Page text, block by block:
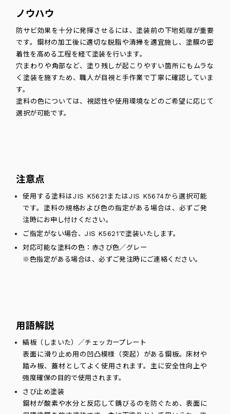
ノウハウ
防サビ効果を十分に発揮させるには、塗装前の下地処理が重要
です。鋼材の加工後に適切な脱脂や清掃を適宜施し、塗膜の密
着性を高める工程を経て塗装を行います。
穴まわりや角部など、塗り残しが起こりやすい箇所にもムラな
く塗装を施すため、職人が目視と手作業で丁寧に確認していま
す。
塗料の色については、視認性や使用環境などのご希望に応じて
選択が可能です。
注意点
使用する塗料はJIS K5621またはJIS K5674から選択可能
です。塗料の規格および色の指定がある場合は、必ずご発
注時にお申し付けください。
ご指定がない場合、JIS K5621で塗装いたします。
対応可能な塗料の色：赤さび色／グレー
※色指定がある場合は、必ずご発注時にご連絡ください。
用語解説
縞板（しまいた）／チェッカープレート
表面に滑り止め用の凹凸模様（突起）がある鋼板。床材や
踏み板、蓋材としてよく使用されます。主に安全性向上や
強度確保の目的で使用されます。
さび止め塗装
鋼材が酸素や水分と反応して錆びるのを防ぐため、表面に